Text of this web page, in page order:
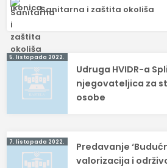
Sanitarna i zaštita okoliša
Navigacija
objava
5. listopada 2022.
Udruga HVIDR-a
njegovateljica za
osobe
7. listopada 2022.
Predavanje
valorizacija i